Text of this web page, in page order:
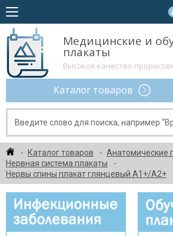
Медицинские и
плакаты
Высокое качество
Каталог товаров
Каталог товаров
Анатомические
Нервная система плакаты
Нервы спины плакат глянцевый А1+/А2+